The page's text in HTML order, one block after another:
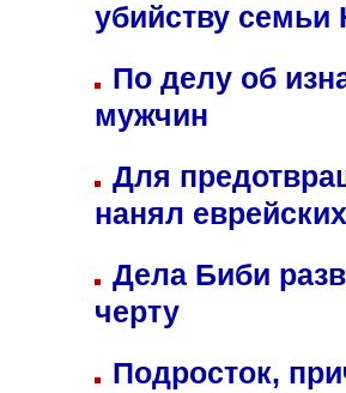
убийству семьи
По делу об
мужчин
Для
нанял
Дела Биби
черту
Подросток,